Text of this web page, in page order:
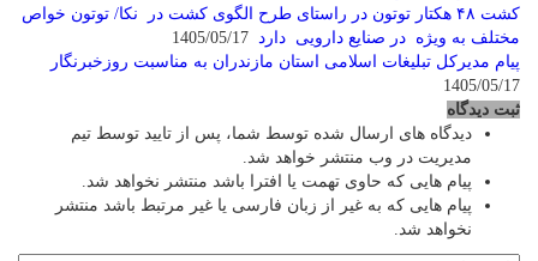
کشت ۴۸ هکتار توتون در راستای طرح الگوی کشت در نکا/ توتون خواص
مختلف به ویژه در صنایع دارویی دارد
پیام مدیرکل تبلیغات اسلامی استان مازندران به مناسبت روزخبرنگار
1405/05/17
ثبت دیدگاه
دیدگاه های ارسال شده توسط شما، پس از تایید توسط تیم
مدیریت در وب منتشر خواهد شد.
پیام هایی که حاوی تهمت یا افترا باشد منتشر نخواهد شد.
پیام هایی که به غیر از زبان فارسی یا غیر مرتبط باشد منتشر
نخواهد شد.